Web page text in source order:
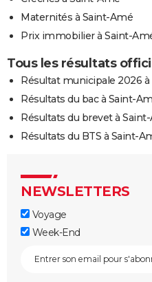
Maternités à Saint-Amé
Prix immobilier à Saint-
Tous les résultats
Résultat municipale 2026
Résultats du bac à Saint-
Résultats du brevet à
Résultats du BTS à Saint-
NEWSLETTERS
Voyage
Week-End